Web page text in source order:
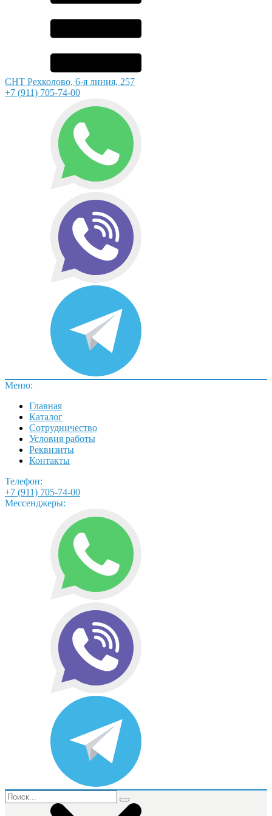
СНТ Рехколово, 6-я линия, 257
+7 (911) 705-74-00
Меню:
Главная
Каталог
Сотрудничество
Условия работы
Реквизиты
Контакты
Телефон:
+7 (911) 705-74-00
Мессенджеры: